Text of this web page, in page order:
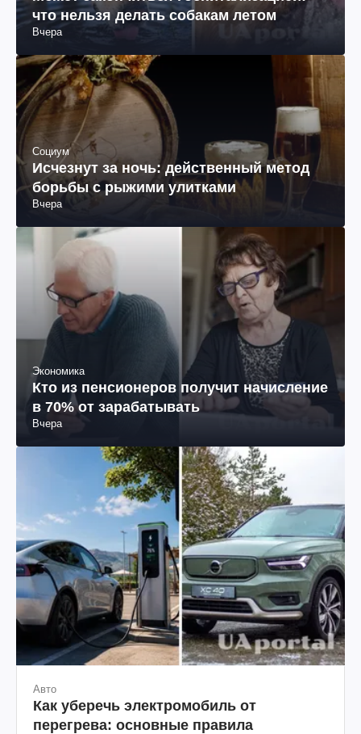
что нельзя делать собакам летом
Вчера
Социум
Исчезнут за ночь: действенный метод
борьбы с рыжими улитками
Вчера
Экономика
Кто из пенсионеров получит начисление
в 70% от зарабатывать
Вчера
Авто
Как уберечь электромобиль от
перегрева: основные правила